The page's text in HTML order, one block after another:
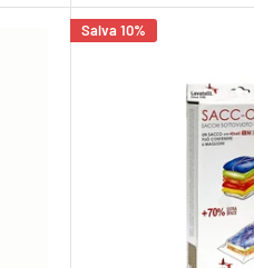
Salva 10%